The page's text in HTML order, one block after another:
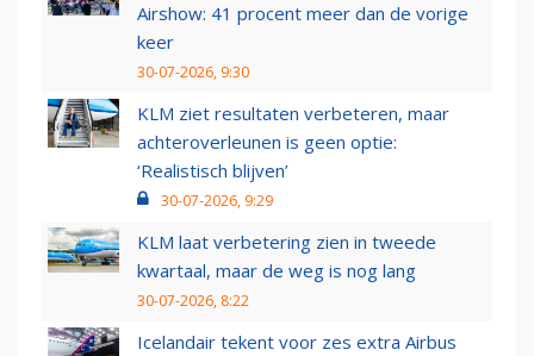
Airshow: 41 procent meer dan de vorige
keer
30-07-2026, 9:30
KLM ziet resultaten verbeteren, maar
achteroverleunen is geen optie:
‘Realistisch blijven’
30-07-2026, 9:29
KLM laat verbetering zien in tweede
kwartaal, maar de weg is nog lang
30-07-2026, 8:22
Icelandair tekent voor zes extra Airbus